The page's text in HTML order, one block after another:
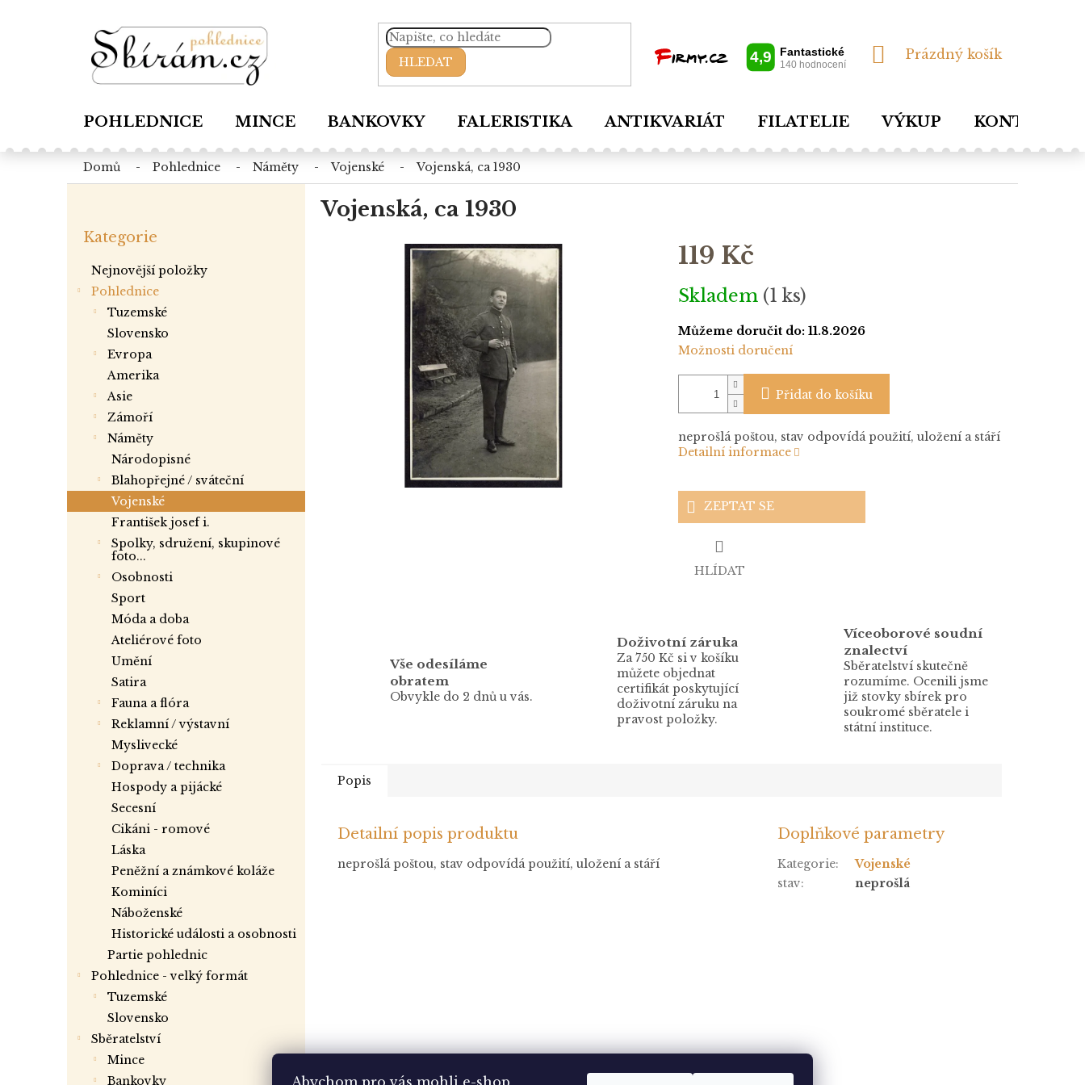
Abychom pro vás mohli e-shop
HLEDAT
NÁKUPNÍ
Prázdný košík
POHLEDNICE MINCE BANKOVKY FALERISTIKA ANTIKVARIÁT FILATELIE VÝKUP KONTAKTY
domů pohlednice náměty vojenské vojenská, ca 1930
kategorie
Kategorie
Nejnovější položky
Pohlednice
tuzemské
slovensko
evropa
amerika
asie
zámoří
náměty
národopisné
blahopřejné / sváteční
vojenské
františek josef i.
spolky, sdružení, skupinové
foto...
osobnosti
sport
móda a doba
ateliérové foto
umění
satira
fauna a flóra
reklamní / výstavní
myslivecké
doprava / technika
hospody a pijácké
secesní
cikáni - romové
láska
peněžní a známkové koláže
kominíci
náboženské
historické události a osobnosti
partie pohlednic
Pohlednice - velký formát
tuzemské
slovensko
Sběratelství
mince
bankovky
Vojenská, ca 1930
119 Kč
Měrná
cena:
Skladem (1 ks)
Můžeme doručit do: 11.8.2026
Možnosti doručení
Přidat do košíku
neprošlá poštou, stav odpovídá použití, uložení a stáří
Detailní informace
ZEPTAT SE
HLÍDAT
Vše odesíláme
obratem
Obvykle do 2 dnů u vás.
Doživotní záruka
Za 750 Kč si v košíku
můžete objednat
certifikát poskytující
doživotní záruku na
pravost položky.
Víceoborové soudní
znalectví
Sběratelství skutečně
rozumíme. Ocenili jsme
již stovky sbírek pro
soukromé sběratele i
státní instituce.
Popis
Detailní popis produktu
neprošlá poštou, stav odpovídá použití, uložení a stáří
Doplňkové parametry
Kategorie:
Vojenské
stav: neprošlá